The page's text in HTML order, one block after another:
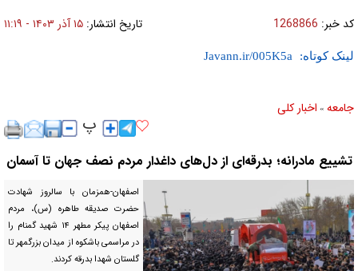
کد خبر: 1268866 تاریخ انتشار: ۱۵ آذر ۱۴۰۳ - ۱۱:۱۹
لینک کوتاه:
جامعه » اخبار كلی
تشییع مادرانه؛ بدرقه‌ای از دل‌های داغدار مردم نصف جهان تا آسمان
اصفهان-همزمان با سالروز شهادت
حضرت صدیقه طاهره (س)، مردم
اصفهان پیکر مطهر ۱۴ شهید گمنام را
در مراسمی باشکوه از میدان بزرگمهر تا
گلستان شهدا بدرقه کردند.